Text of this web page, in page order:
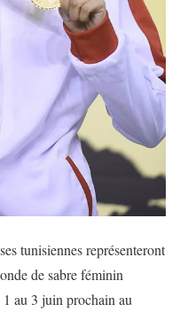
tunisiennes représenteront
de sabre féminin
au 3 juin prochain au